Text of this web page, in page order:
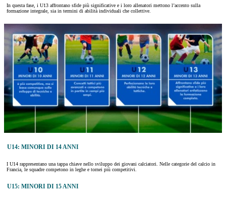
In questa fase, i U13 affrontano sfide più significative e i loro allenatori mettono l’accento sulla
formazione integrale, sia in termini di abilità individuali che collettive.
U14: MINORI DI 14 ANNI
I U14 rappresentano una tappa chiave nello sviluppo dei giovani calciatori. Nelle categorie del calcio in
Francia, le squadre competono in leghe e tornei più competitivi.
U15: MINORI DI 15 ANNI